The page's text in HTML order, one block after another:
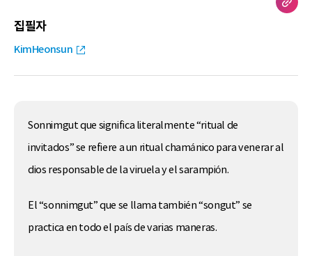
집필자
KimHeonsun
Sonnimgut que significa literalmente “ritual de
invitados” se refiere a un ritual chamánico para venerar al
dios responsable de la viruela y el sarampión.
El “sonnimgut” que se llama también “songut” se
practica en todo el país de varias maneras.